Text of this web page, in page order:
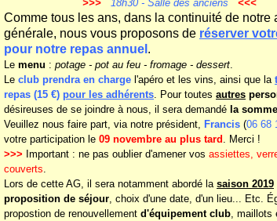
>>> 18h30 - Salle des anciens <<<
Comme tous les ans, dans la continuité de notre
générale, nous vous proposons de réserver
pour notre repas annuel .
Le menu : potage - pot au feu - fromage - dessert.
Le club prendra en charge l'apéro et les vins, ainsi que la
repas (15 €) pour les adhérents. Pour toutes autres
désireuses de se joindre à nous, il sera demandé la
Veuillez nous faire part, via notre président, Francis (06 68
votre participation le 09 novembre au plus tard . Merci !
>>> Important : ne pas oublier d'amener vos assiettes,
couverts.
Lors de cette AG, il sera notamment abordé la saison 2019
proposition de séjour, choix d'une date, d'un lieu... Etc.
propostion de renouvellement d'équipement club, maillots